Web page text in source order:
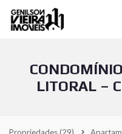
LITORAL –